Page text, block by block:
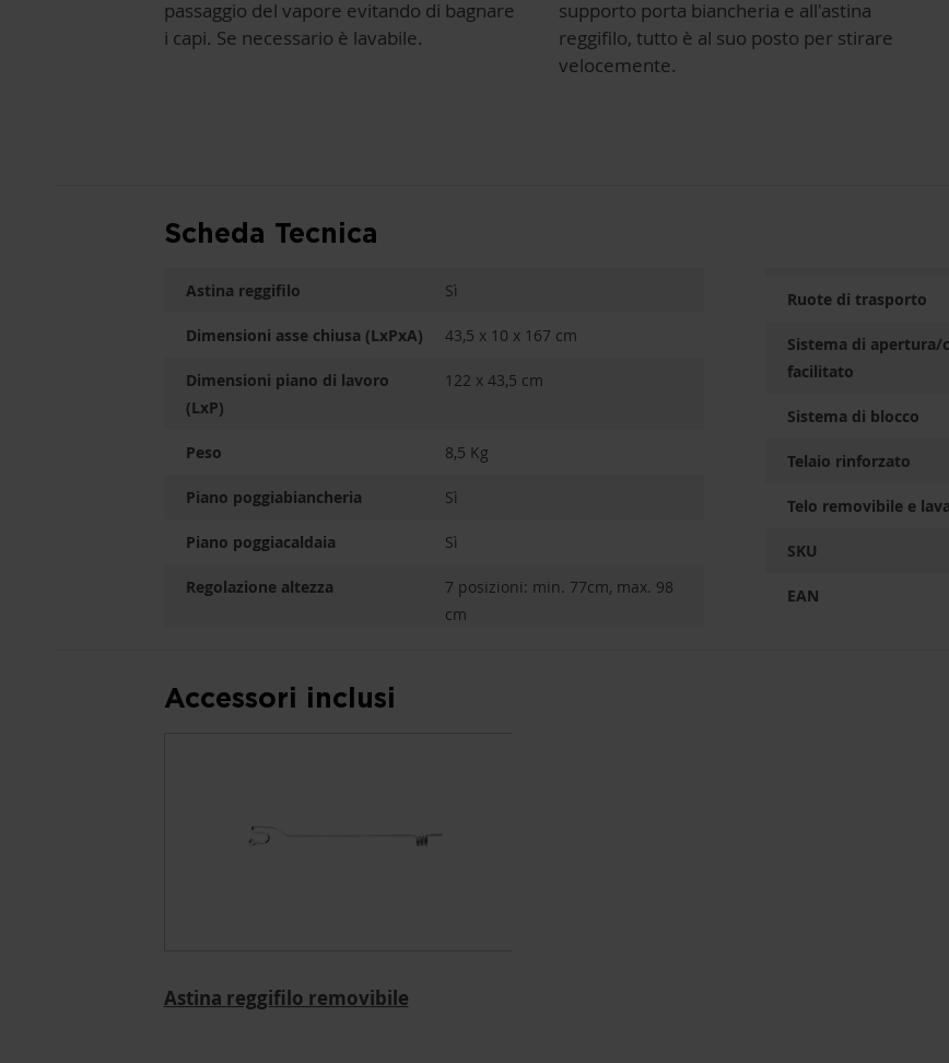
passaggio del vapore evitando di bagnare
i capi. Se necessario è lavabile.
supporto porta biancheria e all'astina
reggifilo, tutto è al suo posto per stirare
velocemente.
Scheda Tecnica
Astina reggifilo Sì
Dimensioni asse chiusa (LxPxA) 43,5 x 10 x 167 cm
Dimensioni piano di lavoro
(LxP)
122 x 43,5 cm
Peso 8,5 Kg
Piano poggiabiancheria Sì
Piano poggiacaldaia Sì
Regolazione altezza
7 posizioni: min. 77cm, max. 98
cm
Ruote di trasporto
Sistema di apertura/
facilitato
Sistema di blocco
Telaio rinforzato
Telo removibile e
SKU
EAN
Accessori inclusi
Astina reggifilo removibile